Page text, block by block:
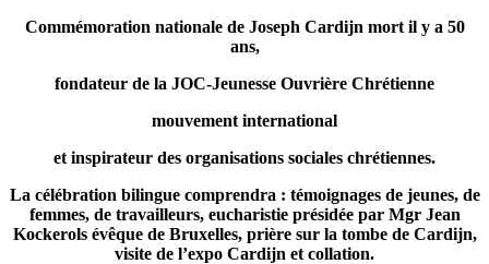
Commémoration nationale de Joseph Cardijn mort il y a 50
ans,
fondateur de la JOC-Jeunesse Ouvrière Chrétienne
mouvement international
et inspirateur des organisations sociales chrétiennes.
La célébration bilingue comprendra : témoignages de jeunes, de
femmes, de travailleurs, eucharistie présidée par Mgr Jean
Kockerols évêque de Bruxelles, prière sur la tombe de Cardijn,
visite de l’expo Cardijn et collation.